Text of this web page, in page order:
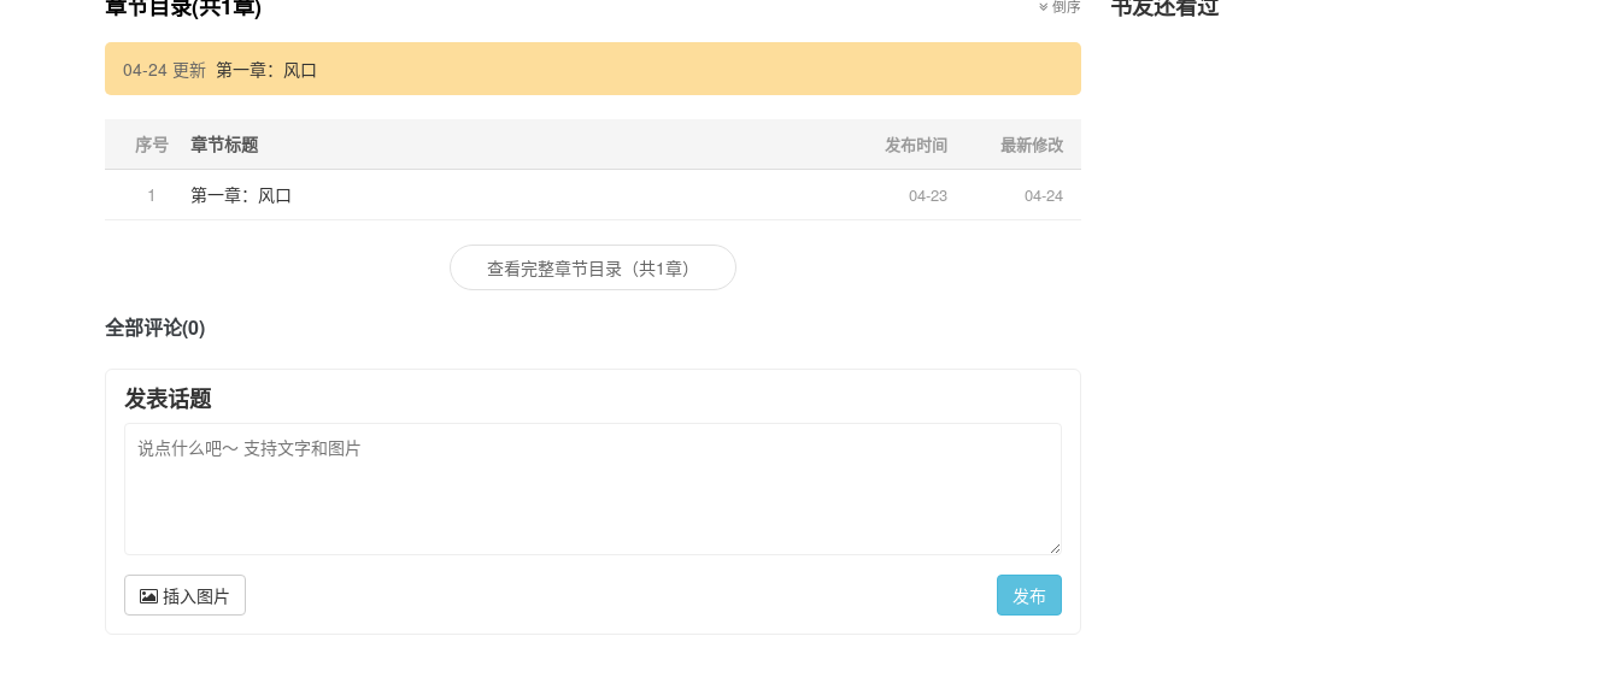
曾有风吹过，让两人的距离缩短到两张桌子；也曾有潮涌来，将彼此推回遥远的彼岸。
想靠岸，却不敢伸手；想停靠，却给不了彼此想要的归宿。
沈屿依旧独自走在放学路上，陈望也依旧加快脚步奔向自己的远方。
他们曾相望，却从未相拥。
这世间没有为谁预留的码头，
章节目录(共1章) 倒序
04-24 更新 第一章：风口
序号 章节标题 发布时间 最新修改
1 第一章：风口 04-23 04-24
查看完整章节目录（共1章）
全部评论(0)
发表话题
插入图片 发布
书友还看过